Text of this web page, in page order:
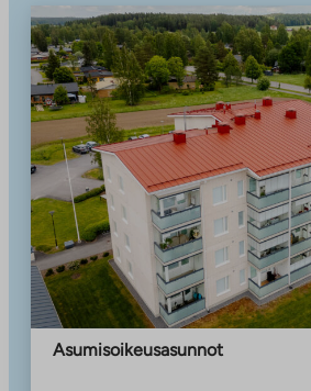
Asumisoikeusasunnot